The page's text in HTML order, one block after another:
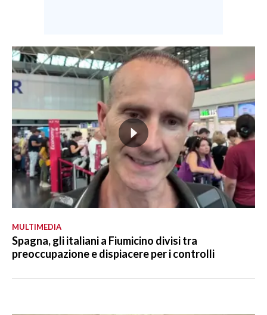
MULTIMEDIA
Spagna, gli italiani a Fiumicino divisi tra
preoccupazione e dispiacere per i controlli